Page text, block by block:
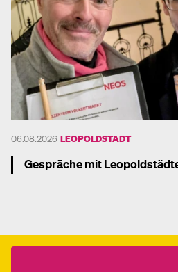
06.08.2026 LEOPOLDSTADT
Gespräche mit